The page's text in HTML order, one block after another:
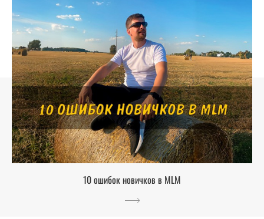
10 ошибок новичков в MLM